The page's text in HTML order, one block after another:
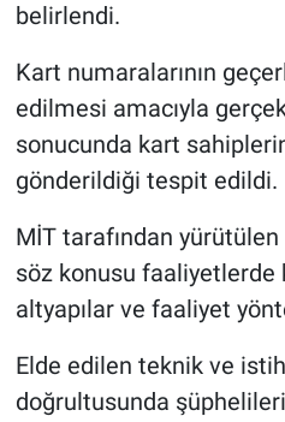
belirlendi.
Kart numaralarının
edilmesi amacıyla
sonucunda kart
gönderildiği tespit edildi.
MİT tarafından
söz konusu faaliyetlerde
altyapılar ve faaliyet
Elde edilen teknik ve
doğrultusunda